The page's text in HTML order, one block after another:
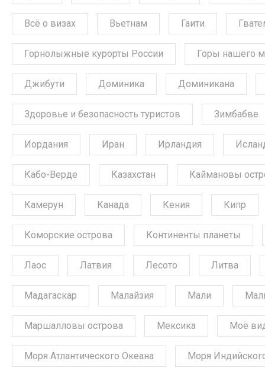
Всё о визах Вьетнам Гаити
Горнолыжные курорты России Горы нашего
Джибути Доминика Доминикана
Здоровье и безопасность туристов Зимбабве
Иордания Иран Ирландия
Кабо-Верде Казахстан Каймановы
Камерун Канада Кения Кипр
Коморские острова Континенты планеты
Лаос Латвия Лесото Литва
Мадагаскар Малайзия Мали
Маршалловы острова Мексика Моё
Моря Атлантического Океана Моря